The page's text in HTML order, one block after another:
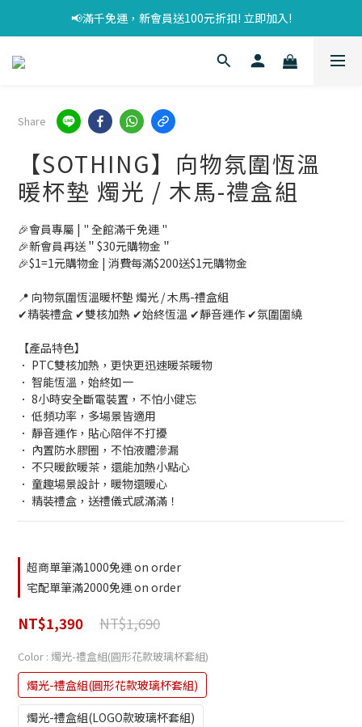
📢滿千免運，新會員送100元折扣! 立即加入!
Share
【SOTHING】向物氛圍恆溫
暖杯墊 燭光 / 木馬-禮盒組
🎉會員專屬 | " 全館滿千免運 "
🎉新會員再送＂$30元購物金＂
🎉$1=1元購物金 | 消費每滿$200送$1元購物金
📍 向物氛圍恆溫暖杯墊 燭光 / 木馬-禮盒組
✔精裝禮盒 ✔雙核加熱 ✔始終恆溫 ✔靜音運作 ✔氛圍圍繞
【產品特色】
． PTC雙核加熱，更快更迅速暖茶暖物
． 智能恆溫，始終如一
． 8小時安全斷電裝置，不怕小健忘
． 低頻功率，多場景皆適用
． 靜音運作，貼心陪伴不打擾
． 內置防水膠圈，不怕液體滲漏
． 不只暖飲暖茶，還能加熱小點心
． 童趣場景設計，暖物還暖心
． 精裝禮盒，送禮儀式感滿滿！
超商單筆滿1000免運 on order
宅配單筆滿2000免運 on order
NT$1,690
NT$1,390
Color : 燭光-禮盒組(圓形花款玻璃杯套組)
燭光-禮盒組(圓形花款玻璃杯套組)
燭光-禮盒組(LOGO款玻璃杯套組)